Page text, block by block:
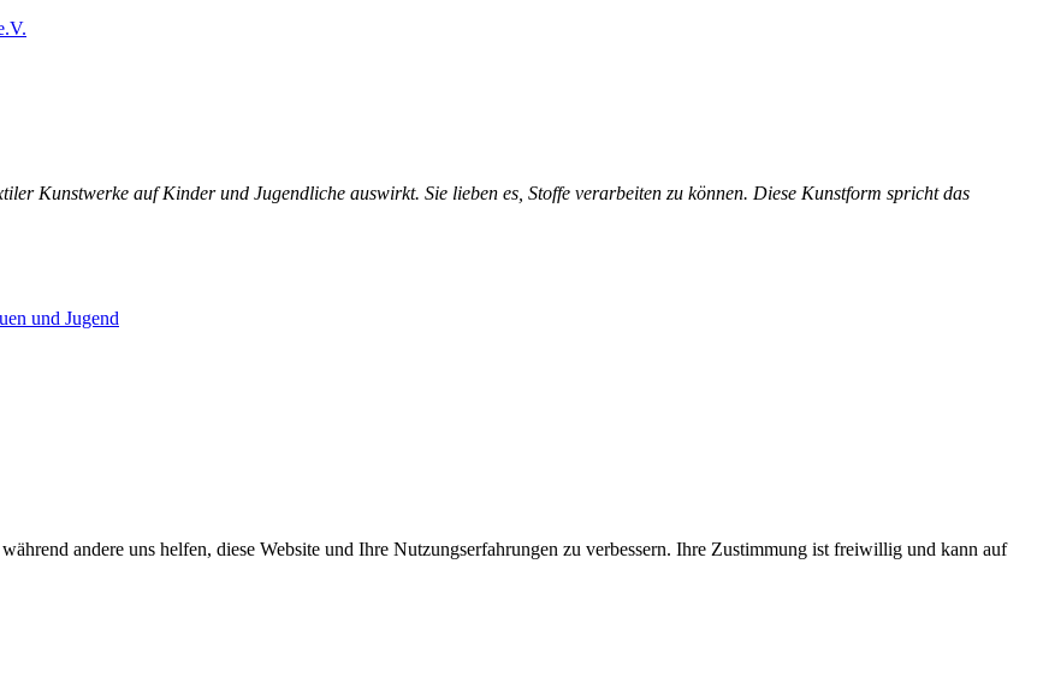
Kunstwerke auf Kinder und Jugendliche auswirkt. Sie lieben es, Stoffe verarbeiten zu können. Diese Kunstform spricht das
andere uns helfen, diese Website und Ihre Nutzungserfahrungen zu verbessern. Ihre Zustimmung ist freiwillig und kann auf